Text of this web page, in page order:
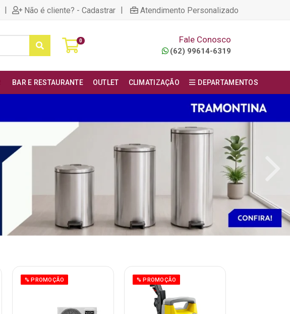
| Não é cliente? - Cadastrar | Atendimento Personalizado
0 Fale Conosco
(62) 99614-6319
BAR E RESTAURANTE OUTLET CLIMATIZAÇÃO DEPARTAMENTOS
% PROMOÇÃO % PROMOÇÃO